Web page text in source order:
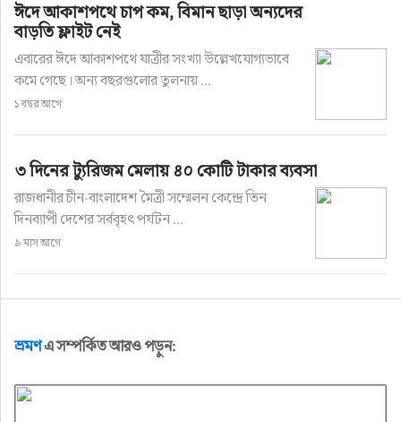
ঈদে আকাশপথে চাপ কম, বিমান ছাড়া অন্যদের
বাড়তি ফ্লাইট নেই
এবারের ঈদে আকাশপথে যাত্রীর সংখ্যা উল্লেখযোগ্যভাবে
কমে গেছে। অন্য বছরগুলোর তুলনায় ...
১ বছর আগে
৩ দিনের ট্যুরিজম মেলায় ৪০ কোটি টাকার ব্যবসা
রাজধানীর চীন-বাংলাদেশ মৈত্রী সম্মেলন কেন্দ্রে তিন
দিনব্যাপী দেশের সর্ববৃহৎ পর্যটন ...
৯ মাস আগে
ভ্রমণএ সম্পর্কিত আরও পড়ুন: